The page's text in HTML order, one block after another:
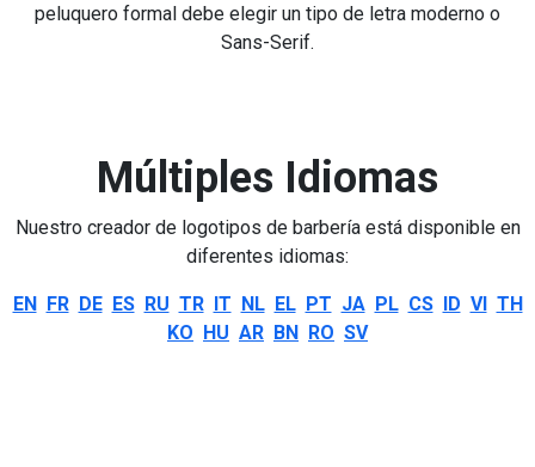
peluquero formal debe elegir un tipo de letra moderno o
Sans-Serif.
Múltiples Idiomas
Nuestro creador de logotipos de barbería está disponible en
diferentes idiomas:
EN FR DE ES RU TR IT NL EL PT JA PL CS ID VI TH
KO HU AR BN RO SV